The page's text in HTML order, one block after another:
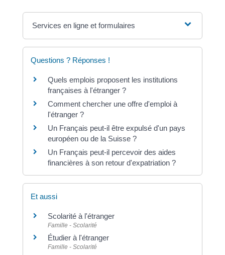
Services en ligne et formulaires
Questions ? Réponses !
Quels emplois proposent les institutions
françaises à l'étranger ?
Comment chercher une offre d'emploi à
l'étranger ?
Un Français peut-il être expulsé d'un pays
européen ou de la Suisse ?
Un Français peut-il percevoir des aides
financières à son retour d'expatriation ?
Et aussi
Scolarité à l'étranger
Famille - Scolarité
Étudier à l'étranger
Famille - Scolarité